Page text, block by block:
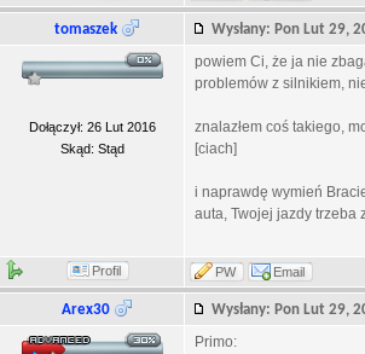
tomaszek Wysłany: Pon Lut 29,
Dołączył: 26 Lut 2016
Skąd: Stąd
powiem Ci, że ja nie
problemów z silnikiem,
znalazłem coś takiego,
[ciach]
i naprawdę wymień
auta, Twojej jazdy trzeba
Profil PW Email
Arex30 Wysłany: Pon Lut 29,
Primo: